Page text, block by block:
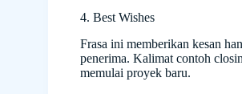
4. Best Wishes
Frasa ini memberikan kesan
penerima. Kalimat contoh
memulai proyek baru.